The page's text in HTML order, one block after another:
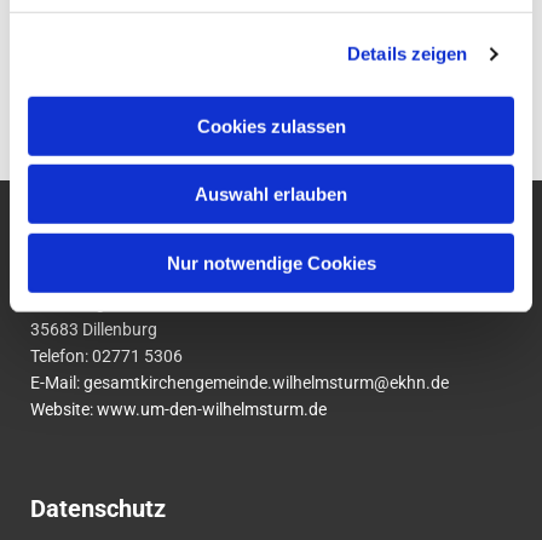
Details zeigen
Cookies zulassen
Auswahl erlauben
Nur notwendige Cookies
um den Wilhelmsturm
35683 Dillenburg
Telefon:02771 5306
E-Mail:gesamtkirchengemeinde.wilhelmsturm@ekhn.de
Website: www.um-den-wilhelmsturm.de
Datenschutz